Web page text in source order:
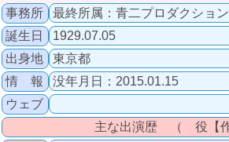
事務所
最終所属：青二プロダクション
誕生日
1929.07.05
出身地
東京都
情 報
没年月日：2015.01.15
ウェブ
主な出演歴 （ 役【